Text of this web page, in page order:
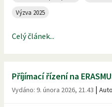
Výzva 2025
Celý článek...
Příjímací řízení na
Vydáno: 9. února 2026, 21.43 |